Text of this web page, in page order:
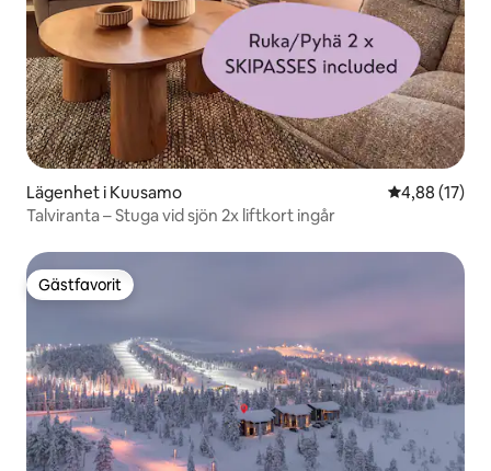
Lägenhet i Kuusamo 4,88 av 5 i
4,88 (17)
Talviranta – Stuga vid sjön 2x liftkort ingår
Gästfavorit
Gästfavorit